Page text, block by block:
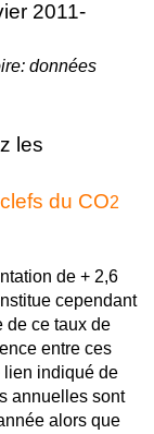
données
les
du CO2
de + 2,6
cependant
de ce taux de
entre ces
lien indiqué de
annuelles sont
alors que